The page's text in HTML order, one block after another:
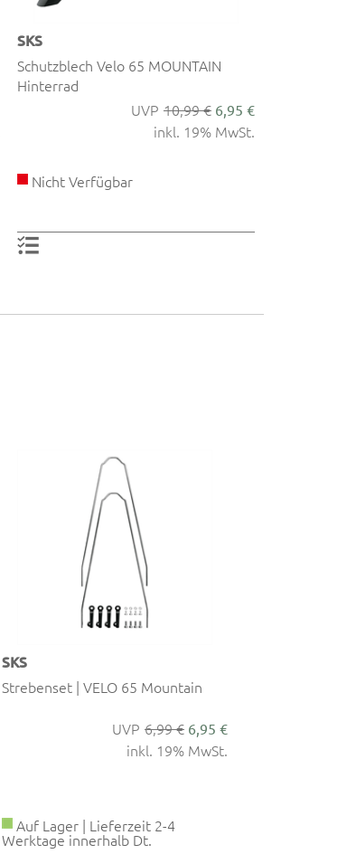
SKS
Schutzblech Velo 65 MOUNTAIN
Hinterrad
10,99 € 6,95 €
inkl. 19% MwSt.
Nicht Verfügbar
SKS
Strebenset | VELO 65 Mountain
6,99 € 6,95 €
inkl. 19% MwSt.
Auf Lager | Lieferzeit 2-4
Werktage innerhalb Dt.